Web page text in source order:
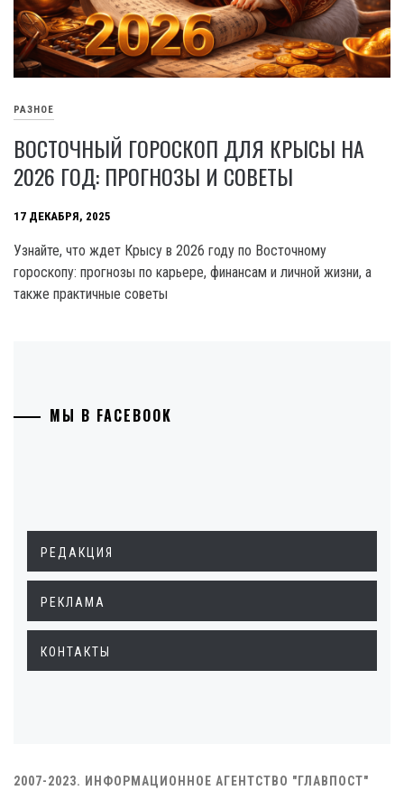
РАЗНОЕ
ВОСТОЧНЫЙ ГОРОСКОП ДЛЯ КРЫСЫ НА
2026 ГОД: ПРОГНОЗЫ И СОВЕТЫ
17 ДЕКАБРЯ, 2025
Узнайте, что ждет Крысу в 2026 году по Восточному
гороскопу: прогнозы по карьере, финансам и личной жизни, а
также практичные советы
МЫ В FACEBOOK
РЕДАКЦИЯ
РЕКЛАМА
КОНТАКТЫ
2007-2023. ИНФОРМАЦИОННОЕ АГЕНТСТВО "ГЛАВПОСТ"